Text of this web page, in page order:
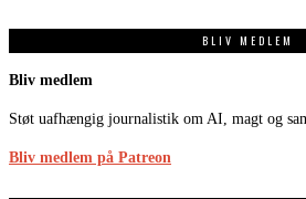
BLIV MEDLEM
Bliv medlem
Støt uafhængig journalistik om AI, magt og
Bliv medlem på Patreon